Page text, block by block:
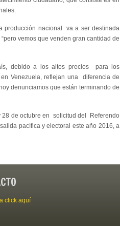
producción nacional va a ser destinada
vemos que venden gran cantidad de
debido a los altos precios para los
Venezuela, reflejan una diferencia de
denunciamos que están terminando de
28 de octubre en solicitud del Referendo
pacífica y electoral este año 2016, a
click aquí